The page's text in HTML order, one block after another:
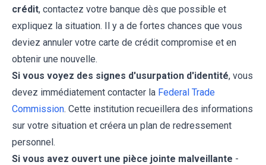
crédit, contactez votre banque dès que possible et
expliquez la situation. Il y a de fortes chances que vous
deviez annuler votre carte de crédit compromise et en
obtenir une nouvelle.
Si vous voyez des signes d'usurpation d'identité, vous
devez immédiatement contacter la Federal Trade
Commission. Cette institution recueillera des informations
sur votre situation et créera un plan de redressement
personnel.
Si vous avez ouvert une pièce jointe malveillante -